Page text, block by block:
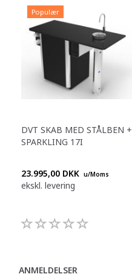
Populær
DVT SKAB MED STÅLBEN +
SPARKLING 17I
23.995,00 DKK u/Moms
ekskl. levering
ANMELDELSER